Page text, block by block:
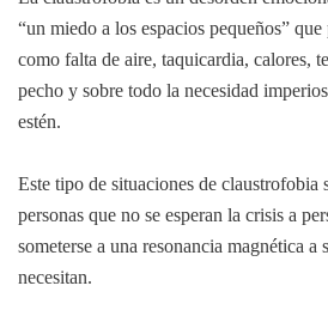
“un miedo a los espacios pequeños”
como falta de aire, taquicardia, calores,
pecho y sobre todo la necesidad
estén.
Este tipo de situaciones de claustrofobia
personas que no se esperan la crisis a
someterse a una resonancia magnética a
necesitan.